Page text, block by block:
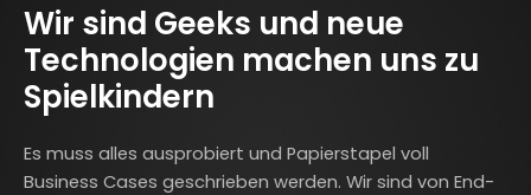
Wir sind Geeks und neue
Technologien machen uns zu
Spielkindern
Es muss alles ausprobiert und Papierstapel voll
Business Cases geschrieben werden. Wir sind von End-